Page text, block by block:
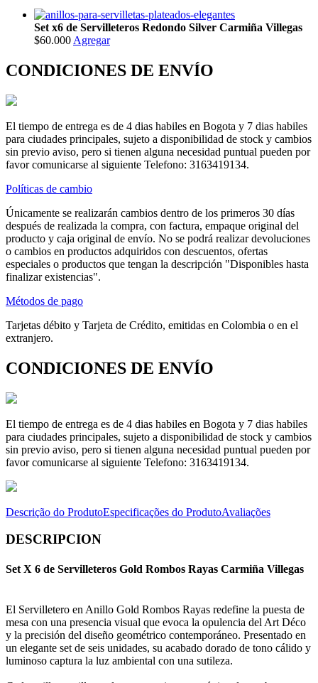
Set x6 de Servilleteros Redondo Silver Carmiña Villegas
$60.000 Agregar
CONDICIONES DE ENVÍO
El tiempo de entrega es de 4 dias habiles en Bogota y 7 dias habiles
para ciudades principales, sujeto a disponibilidad de stock y cambios
sin previo aviso, pero si tienen alguna necesidad puntual pueden por
favor comunicarse al siguiente Telefono: 3163419134.
Políticas de cambio
Únicamente se realizarán cambios dentro de los primeros 30 días
después de realizada la compra, con factura, empaque original del
producto y caja original de envío. No se podrá realizar devoluciones
o cambios en productos adquiridos con descuentos, ofertas
especiales o productos que tengan la descripción "Disponibles hasta
finalizar existencias".
Métodos de pago
Tarjetas débito y Tarjeta de Crédito, emitidas en Colombia o en el
extranjero.
CONDICIONES DE ENVÍO
El tiempo de entrega es de 4 dias habiles en Bogota y 7 dias habiles
para ciudades principales, sujeto a disponibilidad de stock y cambios
sin previo aviso, pero si tienen alguna necesidad puntual pueden por
favor comunicarse al siguiente Telefono: 3163419134.
Descrição do ProdutoEspecificações do ProdutoAvaliações
DESCRIPCION
Set X 6 de Servilleteros Gold Rombos Rayas Carmiña Villegas
El Servilletero en Anillo Gold Rombos Rayas redefine la puesta de
mesa con una presencia visual que evoca la opulencia del Art Déco
y la precisión del diseño geométrico contemporáneo. Presentado en
un elegante set de seis unidades, su acabado dorado de tono cálido y
luminoso captura la luz ambiental con una sutileza.